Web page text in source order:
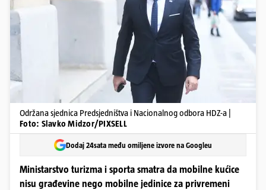
Održana sjednica Predsjedništva i Nacionalnog odbora HDZ-a |
Foto: Slavko Midzor/PIXSELL
Dodaj 24sata među omiljene izvore na Googleu
Ministarstvo turizma i sporta smatra da mobilne kućice
nisu građevine nego mobilne jedinice za privremeni